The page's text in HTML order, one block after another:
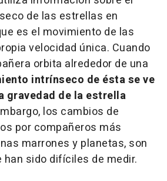
de las estrellas en
es el movimiento de las
velocidad única. Cuando
orbita alrededor de una
intrínseco de ésta se ve
gravedad de la estrella
los cambios de
por compañeros más
marrones y planetas, son
sido difíciles de medir.